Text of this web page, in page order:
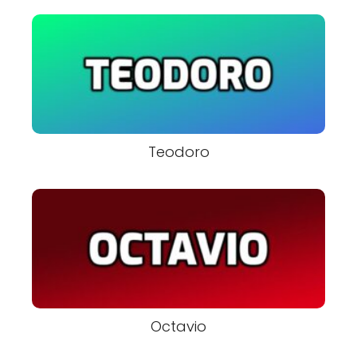
Teodoro
Octavio